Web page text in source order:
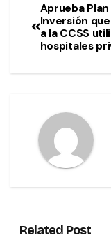
Aprueba Plan
Inversión
a la CCSS
hospitales
Related Post